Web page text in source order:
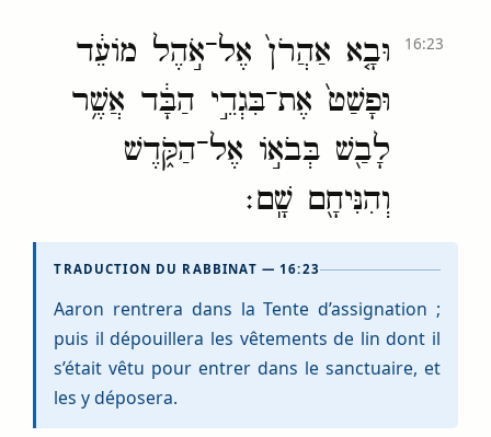
וּבָ֤א אַהֲרֹן֙ אֶל־אֹ֣הֶל מוֹעֵ֔ד
וּפָשַׁט֙ אֶת־בִּגְדֵ֣י הַבָּ֔ד אֲשֶׁ֥ר
לָבַ֖שׁ בְּבֹא֣וֹ אֶל־הַקֹּ֑דֶשׁ
וְהִנִּיחָ֖ם שָֽׁם׃
16:23
TRADUCTION DU RABBINAT — 16:23
Aaron rentrera dans la Tente d’assignation ;
puis il dépouillera les vêtements de lin dont il
s’était vêtu pour entrer dans le sanctuaire, et
les y déposera.